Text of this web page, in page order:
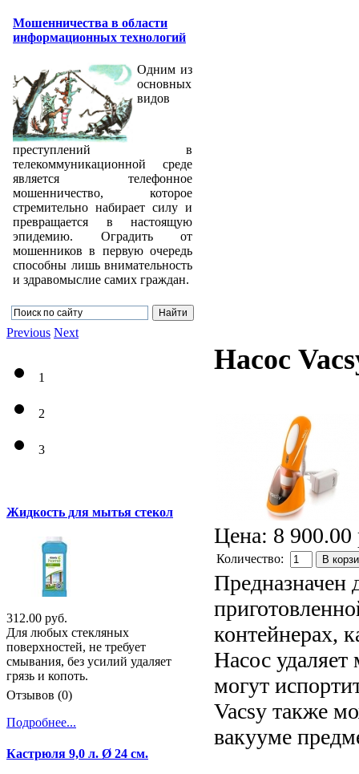
Мошенничества в области
информационных технологий
Одним из
основных
видов
преступлений в
телекоммуникационной среде
является телефонное
мошенничество, которое
стремительно набирает силу и
превращается в настоящую
эпидемию. Оградить от
мошенников в первую очередь
способны лишь внимательность
и здравомыслие самих граждан.
Насос
Цена: 8 900.00
Количество: В
Предназначен
контейнерах,
Насос удаляет
могут
Vacsy также
вакууме
Previous Next
1
2
3
Жидкость для мытья стекол
312.00 руб.
Для любых стекляных
поверхностей, не требует
смывания, без усилий удаляет
грязь и копоть.
Отзывов (0)
Подробнее...
Кастрюля 9,0 л. Ø 24 см.